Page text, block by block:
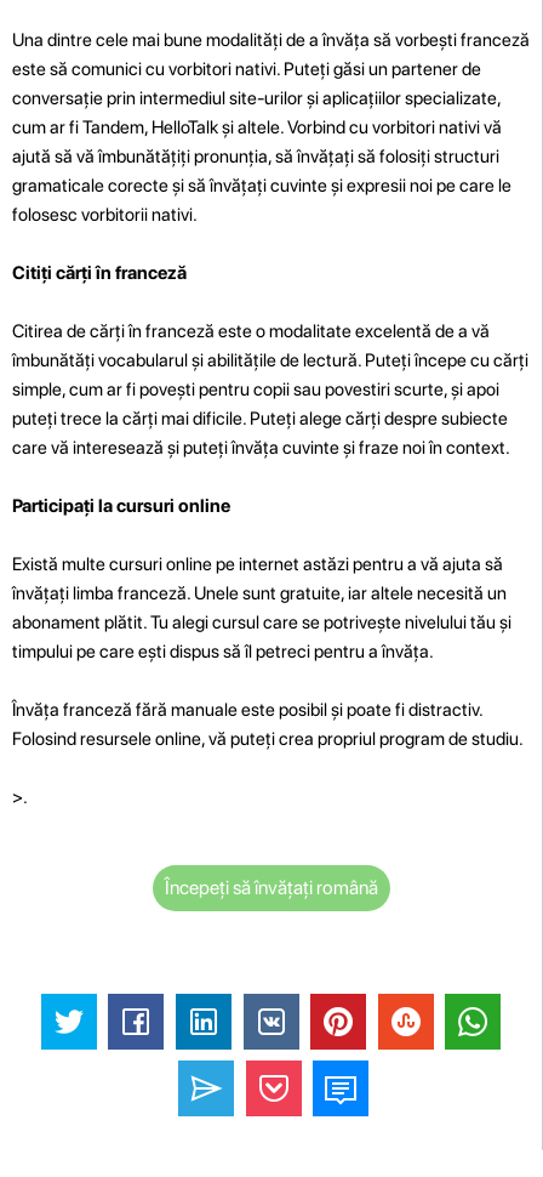
Una dintre cele mai bune modalități de a învăța să vorbești franceză
este să comunici cu vorbitori nativi. Puteți găsi un partener de
conversație prin intermediul site-urilor și aplicațiilor specializate,
cum ar fi Tandem, HelloTalk și altele. Vorbind cu vorbitori nativi vă
ajută să vă îmbunătățiți pronunția, să învățați să folosiți structuri
gramaticale corecte și să învățați cuvinte și expresii noi pe care le
folosesc vorbitorii nativi.
Citiți cărți în franceză
Citirea de cărți în franceză este o modalitate excelentă de a vă
îmbunătăți vocabularul și abilitățile de lectură. Puteți începe cu cărți
simple, cum ar fi povești pentru copii sau povestiri scurte, și apoi
puteți trece la cărți mai dificile. Puteți alege cărți despre subiecte
care vă interesează și puteți învăța cuvinte și fraze noi în context.
Participați la cursuri online
Există multe cursuri online pe internet astăzi pentru a vă ajuta să
învățați limba franceză. Unele sunt gratuite, iar altele necesită un
abonament plătit. Tu alegi cursul care se potrivește nivelului tău și
timpului pe care ești dispus să îl petreci pentru a învăța.
Învăța franceză fără manuale este posibil și poate fi distractiv.
Folosind resursele online, vă puteți crea propriul program de studiu.
>.
Începeți să învățați română